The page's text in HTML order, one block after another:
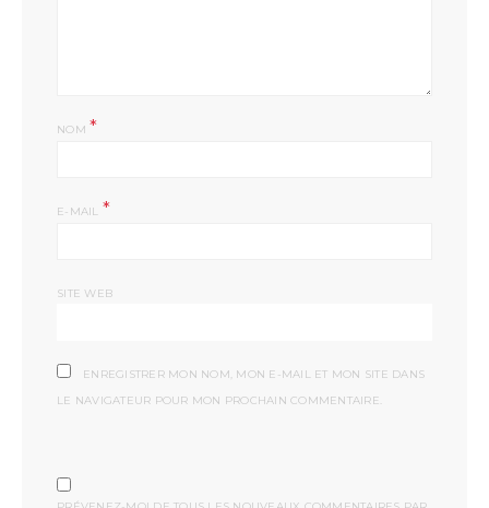
NOM *
E-MAIL *
SITE WEB
ENREGISTRER MON NOM, MON E-MAIL ET MON SITE DANS
LE NAVIGATEUR POUR MON PROCHAIN COMMENTAIRE.